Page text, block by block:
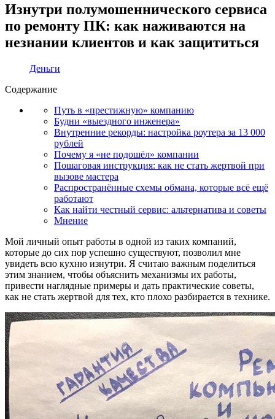
Изнутри полумошеннического сервиса
по ремонту ПК: как наживаются на
незнании клиентов и как защититься
Деньги
Содержание
Путь в «престижную» компанию
Будни «выездного инженера»
Внутренние рекорды: настройка роутера за 13 000
рублей
Почему я «не подошёл» компании
Пошаговая инструкция: как не стать жертвой при
вызове мастера
Распространённые схемы обмана, которые всё ещё
работают
Как найти честный сервис: альтернатива и советы
Мнение
Мой личный опыт работы в одной из таких компаний,
которые до сих пор успешно существуют, позволил мне
увидеть всю кухню изнутри. Я считаю важным поделиться
этим знанием, чтобы объяснить механизмы их работы,
привести наглядные примеры и дать практические советы,
как не стать жертвой для тех, кто плохо разбирается в технике.